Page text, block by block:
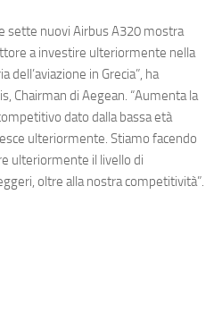
sette nuovi Airbus A320 mostra
a investire ulteriormente nella
dell’aviazione in Grecia”, ha
Chairman di Aegean. “Aumenta la
dato dalla bassa età
ulteriormente. Stiamo facendo
ulteriormente il livello di
oltre alla nostra competitività”.